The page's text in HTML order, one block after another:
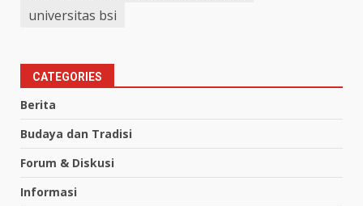
universitas bsi
CATEGORIES
Berita
Budaya dan Tradisi
Forum & Diskusi
Informasi